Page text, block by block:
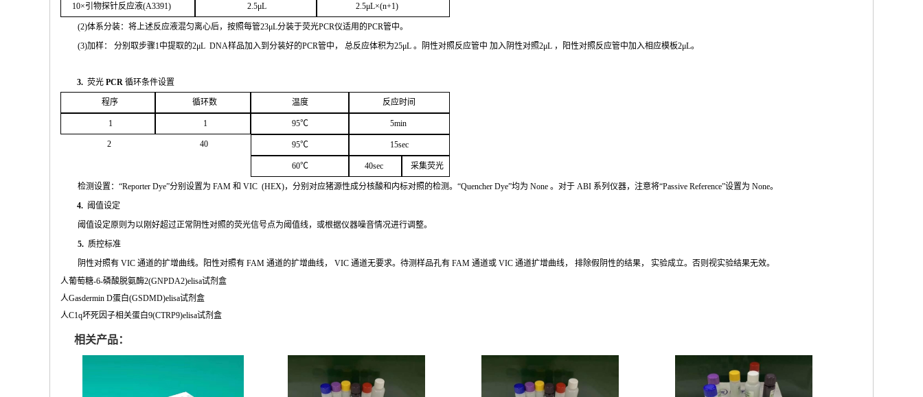
10×引物探针反应液(A3391) 2.5μL 2.5μL×(n+1)
(2)体系分装：将上述反应液混匀离心后，按照每管23μL分装于荧光PCR仪适用的PCR管中。
(3)加样： 分别取步骤1中提取的2μL DNA样品加入到分装好的PCR管中， 总反应体积为25μL 。阴性对照反应管中 加入阴性对照2μL ，阳性对照反应管中加入相应模板2μL。
3. 荧光 PCR 循环条件设置
程序 循环数 温度 反应时间
1 1 95℃ 5min
2 40 95℃ 15sec
60℃ 40sec 采集荧光
检测设置： “Reporter Dye”分别设置为 FAM 和 VIC (HEX)，分别对应猪源性成分核酸和内标对照的检测。 “Quencher Dye”均为 None 。对于 ABI 系列仪器，注意将“Passive Reference”设置为 None。
4. 阈值设定
阈值设定原则为以刚好超过正常阴性对照的荧光信号点为阈值线，或根据仪器噪音情况进行调整。
5. 质控标准
阴性对照有 VIC通道的扩增曲线。阳性对照有 FAM通道的扩增曲线， VIC通道无要求。待测样品孔有 FAM通道或 VIC 通道扩增曲线， 排除假阴性的结果，
实验成立。否则视实验结果无效。
人葡萄糖-6-磷酸脱氨酶2(GNPDA2)elisa试剂盒
人Gasdermin D蛋白(GSDMD)elisa试剂盒
人C1q坏死因子相关蛋白9(CTRP9)elisa试剂盒
相关产品：